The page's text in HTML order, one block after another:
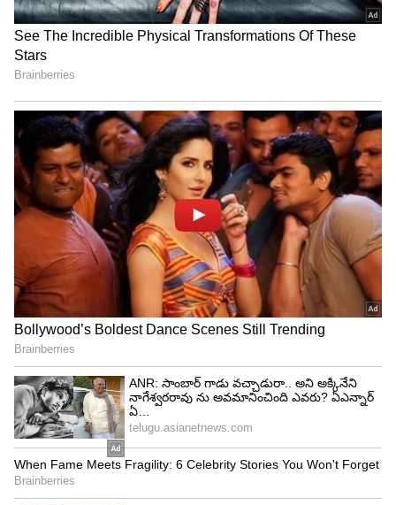
అర్థరాత్రి వరకు ఈ ఇంటర్వ్యూలు కొనసాగే అవకాశం వుంది.
Also Readఇక మీ ఖర్మ... నేనేమీ చేయలేను..: పవన్,
చంద్రబాబుకు జోగయ్య ఘాటు లేఖ